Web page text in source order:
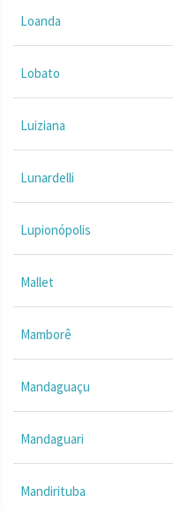
Loanda
Lobato
Luiziana
Lunardelli
Lupionópolis
Mallet
Mamborê
Mandaguaçu
Mandaguari
Mandirituba